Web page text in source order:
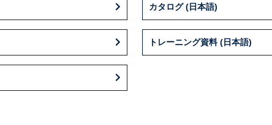
カタログ (日本語)
トレーニング資料 (日本語)